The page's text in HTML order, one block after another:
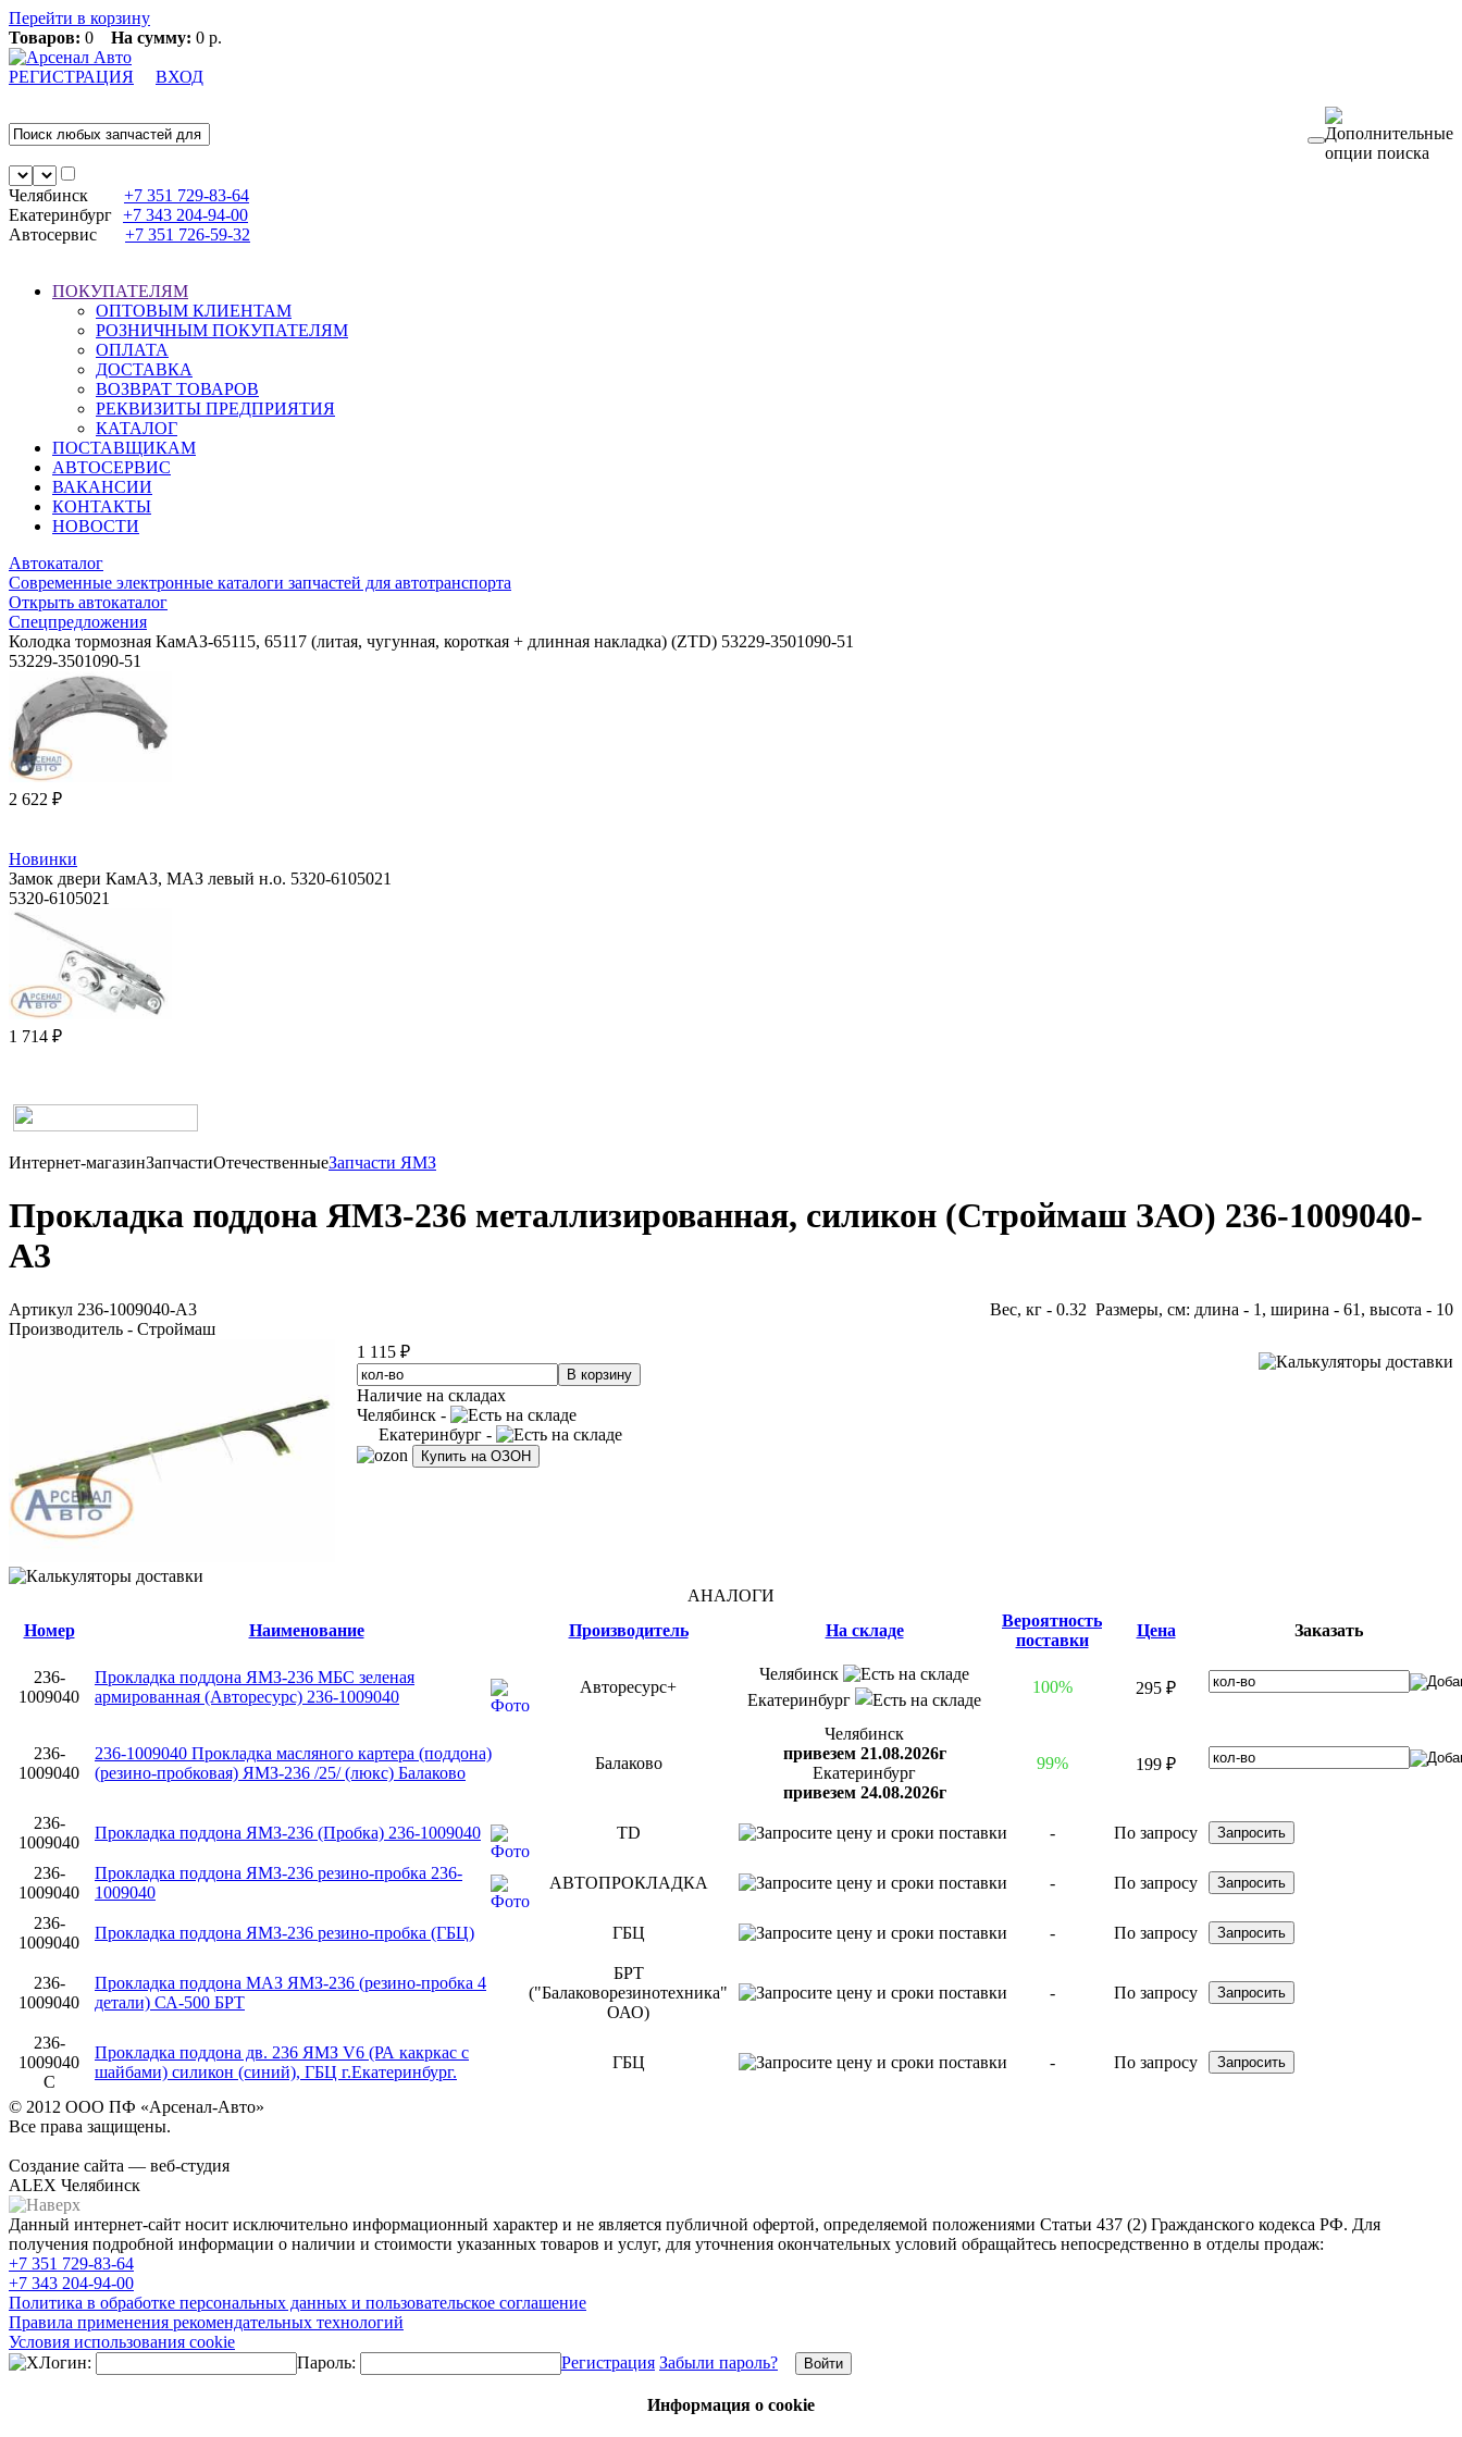
Перейти в корзину
Товаров: 0 На сумму: 0 р.
РЕГИСТРАЦИЯ ВХОД
Челябинск +7 351 729-83-64
Екатеринбург +7 343 204-94-00
Автосервис
+7 351 726-59-32
ПОКУПАТЕЛЯМ
ОПТОВЫМ КЛИЕНТАМ
РОЗНИЧНЫМ ПОКУПАТЕЛЯМ
ОПЛАТА
ДОСТАВКА
ВОЗВРАТ ТОВАРОВ
РЕКВИЗИТЫ ПРЕДПРИЯТИЯ
КАТАЛОГ
ПОСТАВЩИКАМ
АВТОСЕРВИС
ВАКАНСИИ
КОНТАКТЫ
НОВОСТИ
Автокаталог
Современные электронные каталоги запчастей для автотранспорта
Открыть автокаталог
Спецпредложения
Колодка тормозная КамАЗ-65115, 65117 (литая, чугунная, короткая + длинная накладка) (ZTD) 53229-3501090-51
53229-3501090-51
2 622 ₽
Новинки
Замок двери КамАЗ, МАЗ левый н.о. 5320-6105021
5320-6105021
1 714 ₽
Интернет-магазинЗапчастиОтечественныеЗапчасти ЯМЗ
Прокладка поддона ЯМЗ-236 металлизированная, силикон (Строймаш ЗАО) 236-1009040-
А3
Артикул 236-1009040-А3
Производитель - Строймаш
Вес, кг - 0.32 Размеры, см: длина - 1, ширина - 61, высота - 10
1 115 ₽
Наличие на складах
Челябинск -
Екатеринбург -
Купить на ОЗОН
АНАЛОГИ
Номер
Наименование Производитель На складе
Вероятность
поставки
Цена Заказать
236-
1009040
Прокладка поддона ЯМЗ-236 МБС зеленая
армированная (Авторесурс) 236-1009040
Авторесурс+
Челябинск
Екатеринбург
100% 295 ₽
236-
1009040
236-1009040 Прокладка масляного картера (поддона)
(резино-пробковая) ЯМЗ-236 /25/ (люкс) Балаково
Балаково
Челябинск
привезем 21.08.2026г
Екатеринбург
привезем 24.08.2026г
99% 199 ₽
236-
1009040
Прокладка поддона ЯМЗ-236 (Пробка) 236-1009040 TD - По запросу
236-
1009040
Прокладка поддона ЯМЗ-236 резино-пробка 236-
1009040
АВТОПРОКЛАДКА - По запросу
236-
1009040
Прокладка поддона ЯМЗ-236 резино-пробка (ГБЦ) ГБЦ - По запросу
236-
1009040
Прокладка поддона МАЗ ЯМЗ-236 (резино-пробка 4
детали) СА-500 БРТ
БРТ
("Балаковорезинотехника"
ОАО)
- По запросу
236-
1009040
С
Прокладка поддона дв. 236 ЯМЗ V6 (РА какркас с
шайбами) силикон (синий), ГБЦ г.Екатеринбург.
ГБЦ - По запросу
© 2012 ООО ПФ «Арсенал-Авто»
Все права защищены.
Создание сайта — веб-студия
ALEX Челябинск
Данный интернет-сайт носит исключительно информационный характер и не является публичной офертой, определяемой положениями Статьи 437 (2) Гражданского кодекса РФ. Для
получения подробной информации о наличии и стоимости указанных товаров и услуг, для уточнения окончательных условий обращайтесь непосредственно в отделы продаж:
+7 351 729-83-64
+7 343 204-94-00
Политика в обработке персональных данных и пользовательское соглашение
Правила применения рекомендательных технологий
Условия использования cookie
Логин:
Пароль: Регистрация Забыли пароль?
Информация о cookie